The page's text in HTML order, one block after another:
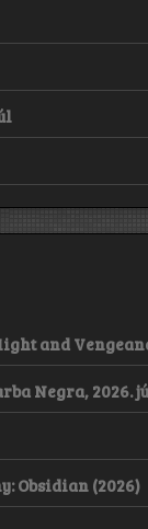
and
Negra, 2026.
Obsidian (2026)